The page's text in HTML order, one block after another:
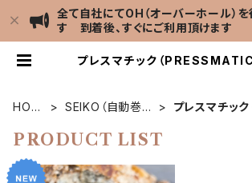
全て自社にてOH（オーバーホール）
す 到着後、すぐにご利用頂けます
プレスマチック（PRESSMATIC
HOM
SEIKO（自動巻
プレスマチッ
PRODUCT LIST